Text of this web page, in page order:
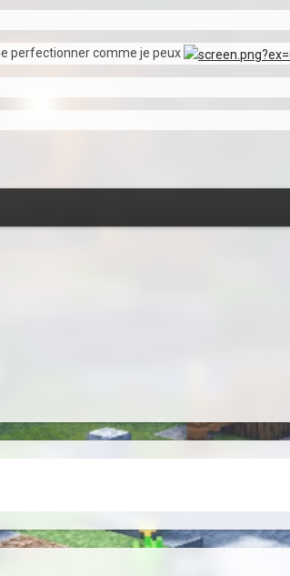
perfectionner comme je peux